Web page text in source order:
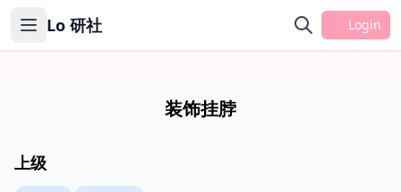
Lo 研社 Login
装饰挂脖
上级